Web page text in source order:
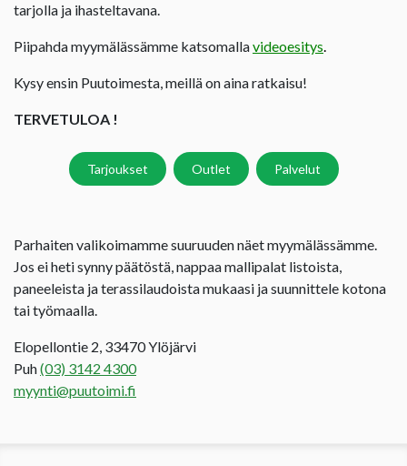
tarjolla ja ihasteltavana.
Piipahda myymälässämme katsomallavideoesitys.
Kysy ensin Puutoimesta, meillä on aina ratkaisu!
TERVETULOA !
Tarjoukset Outlet Palvelut
Parhaiten valikoimamme suuruuden näet myymälässämme.
Jos ei heti synny päätöstä, nappaa mallipalat listoista,
paneeleista ja terassilaudoista mukaasi ja suunnittele kotona
tai työmaalla.
Elopellontie 2, 33470 Ylöjärvi
Puh(03) 3142 4300
myynti@puutoimi.fi